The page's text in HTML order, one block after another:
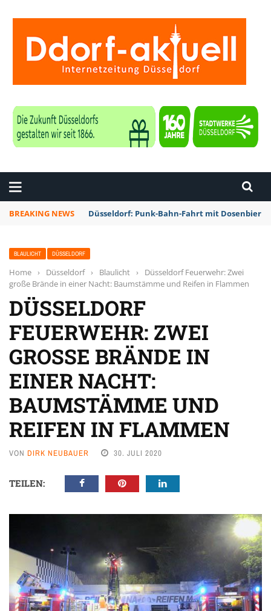
BREAKING NEWS Düsseldorf: Punk-Bahn-Fahrt mit Dosenbier
BLAULICHT DÜSSELDORF
Home › Düsseldorf › Blaulicht ›
Düsseldorf Feuerwehr: Zwei
große Brände in einer Nacht: Baumstämme und Reifen in Flammen
DÜSSELDORF
FEUERWEHR: ZWEI
GROSSE BRÄNDE IN E
INER NACHT: B
AUMSTÄMME UND R
EIFEN IN FLAMMEN
VON DIRK NEUBAUER 30. JULI 2020
TEILEN: